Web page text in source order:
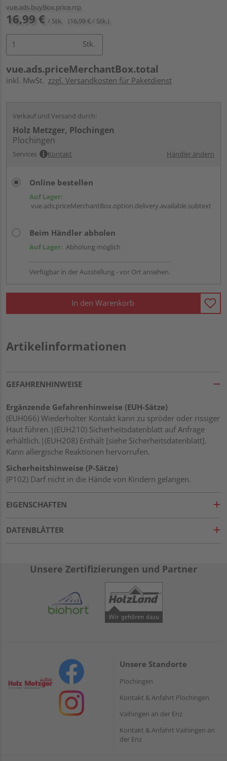
vue.ads.buyBox.price.rrp
16,99 € / Stk. (16,99 € / Stk.)
Stk.
vue.ads.priceMerchantBox.total
inkl. MwSt. zzgl. Versandkosten für Paketdienst
Verkauf und Versand durch:
Holz Metzger, Plochingen
Plochingen
Services Kontakt Händler ändern
Online bestellen
Auf Lager:
vue.ads.priceMerchantBox.option.delivery.available.subtext
Beim Händler abholen
Auf Lager: Abholung möglich
Verfügbar in der Ausstellung - vor Ort ansehen.
In den Warenkorb
Artikelinformationen
GEFAHRENHINWEISE
Ergänzende Gefahrenhinweise (EUH-Sätze)
(EUH066) Wiederholter Kontakt kann zu spröder oder rissiger
Haut führen.|(EUH210) Sicherheitsdatenblatt auf Anfrage
erhältlich.|(EUH208) Enthält [siehe Sicherheitsdatenblatt].
Kann allergische Reaktionen hervorrufen.
Sicherheitshinweise (P-Sätze)
(P102) Darf nicht in die Hände von Kindern gelangen.
EIGENSCHAFTEN
DATENBLÄTTER
Unsere Zertifizierungen und Partner
Unsere Standorte
Plochingen
Kontakt & Anfahrt Plochingen
Vaihingen an der Enz
Kontakt & Anfahrt Vaihingen an
der Enz